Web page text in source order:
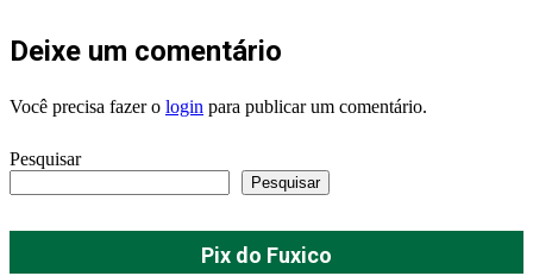
Deixe um comentário
Você precisa fazer o login para publicar um comentário.
Pesquisar
Pesquisar
Pix do Fuxico